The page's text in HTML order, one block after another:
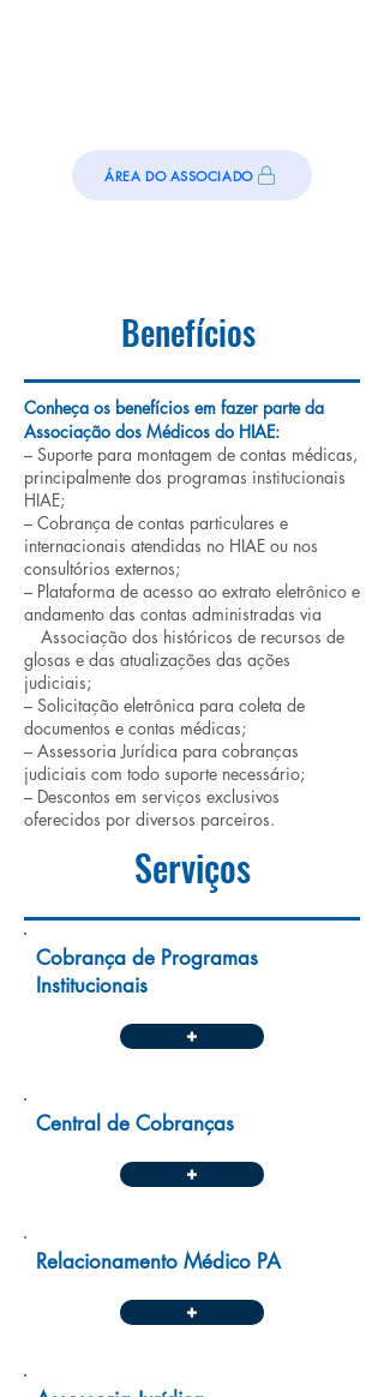
ÁREA DO ASSOCIADO
Benefícios
Conheça os benefícios em fazer parte da
Associação dos Médicos do HIAE:
– Suporte para montagem de contas médicas,
principalmente dos programas institucionais
HIAE;
– Cobrança de contas particulares e
internacionais atendidas no HIAE ou nos
consultórios externos;
– Plataforma de acesso ao extrato eletrônico e
andamento das contas administradas via
Associação dos históricos de recursos de
glosas e das atualizações das ações
judiciais;
– Solicitação eletrônica para coleta de
documentos e contas médicas;
– Assessoria Jurídica para cobranças
judiciais com todo suporte necessário;
– Descontos em serviços exclusivos
oferecidos por diversos parceiros.
Serviços
Cobrança de Programas
Institucionais
+
Central de Cobranças
+
Relacionamento Médico PA
+